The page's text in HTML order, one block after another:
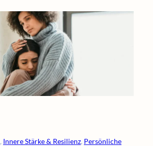
, Innere Stärke & Resilienz, Persönliche